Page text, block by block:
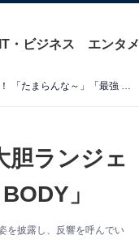
IT・ビジネス エンタメ
「不倫旅行？」三上悠亜、美バストあらわな大胆ランジェリーショット公開！ 「たまらんな～」「最強 BODY」
胆ランジェ
」
を披露し、反響を呼んでい